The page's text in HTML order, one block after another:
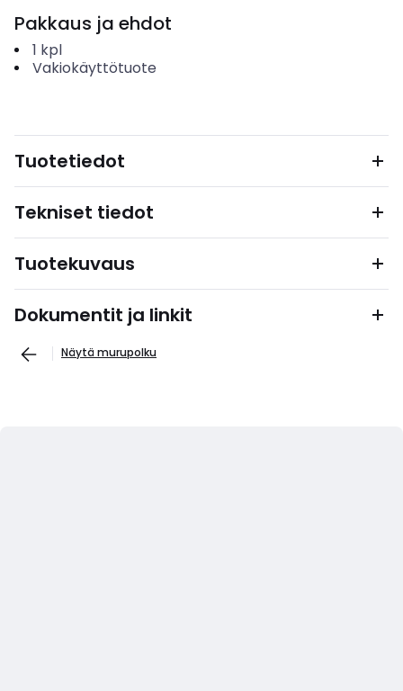
Pakkaus ja ehdot
1 kpl
Vakiokäyttötuote
Tuotetiedot
Tekniset tiedot
Tuotekuvaus
Dokumentit ja linkit
Näytä murupolku